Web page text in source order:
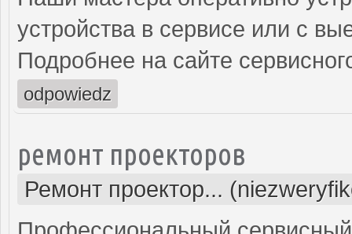
устройства в сервисе или с
Подробнее на сайте
odpowiedz
ремонт проекторов
Ремонт проектор...